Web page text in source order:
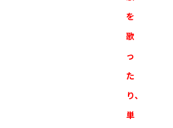
を
歌
っ
た
り、
単